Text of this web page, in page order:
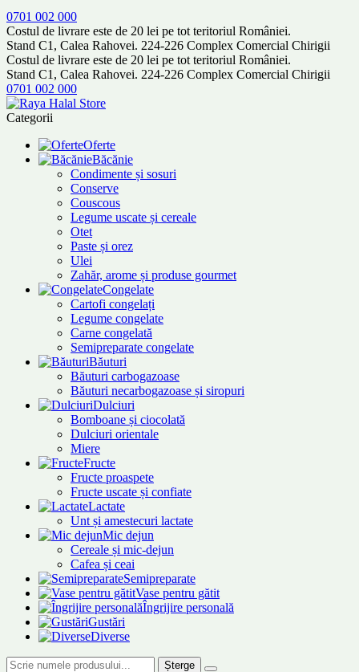
0701 002 000
Costul de livrare este de 20 lei pe tot teritoriul României.
Stand C1, Calea Rahovei. 224-226 Complex Comercial Chirigii
Costul de livrare este de 20 lei pe tot teritoriul României.
Stand C1, Calea Rahovei. 224-226 Complex Comercial Chirigii
0701 002 000
Categorii
Oferte
Băcănie
Condimente și sosuri
Conserve
Couscous
Legume uscate și cereale
Otet
Paste și orez
Ulei
Zahăr, arome și produse gourmet
Congelate
Cartofi congelați
Legume congelate
Carne congelată
Semipreparate congelate
Băuturi
Băuturi carbogazoase
Băuturi necarbogazoase și siropuri
Dulciuri
Bomboane și ciocolată
Dulciuri orientale
Miere
Fructe
Fructe proaspete
Fructe uscate și confiate
Lactate
Unt și amestecuri lactate
Mic dejun
Cereale și mic-dejun
Cafea și ceai
Semipreparate
Vase pentru gătit
Îngrijire personală
Gustări
Diverse
Șterge